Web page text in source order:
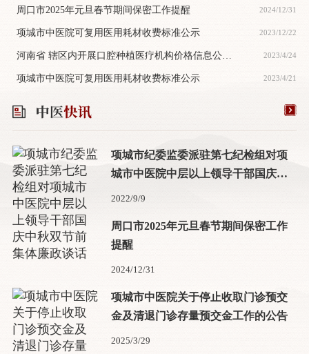
周口市2025年元旦春节期间保密工作提醒 2024/12/31
项城市中医院可复用医用耗材收费标准公示 2023/12/22
河南省 辖区内开展口腔种植医疗机构价格信息公
2023/4/24
项城市中医院可复用医用耗材收费标准公示 2023/4/21
项城市纪委监委派驻第七纪检组对项
城市中医院中层以上领导干部国庆中
2022/9/9
周口市2025年元旦春节期间保密工作
提醒
2024/12/31
项城市中医院关于停止收取门诊预交
金及清退门诊存量预交金工作的公告
2025/3/29